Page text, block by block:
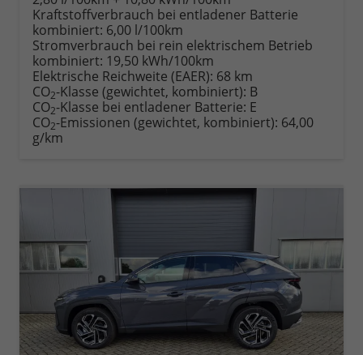
druckenoder
vergleichen
Kraftstoffverbrauch bei entladener Batterie
kombiniert: 6,00 l/100km
Stromverbrauch bei rein elektrischem Betrieb
kombiniert: 19,50 kWh/100km
Elektrische Reichweite (EAER): 68 km
CO2-Klasse (gewichtet, kombiniert): B
CO2-Klasse bei entladener Batterie: E
CO2-Emissionen (gewichtet, kombiniert): 64,00
g/km